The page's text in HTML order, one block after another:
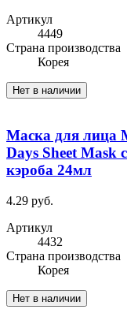
Артикул
4449
Cтрана производства
Корея
Нет в наличии
Маска для лица
Days Sheet Mask
кэроба 24мл
4.29 руб.
Артикул
4432
Cтрана производства
Корея
Нет в наличии